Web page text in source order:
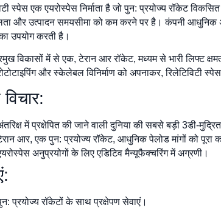
स्पेस एक एयरोस्पेस निर्माता है जो पुन: प्रयोज्य रॉकेट
और उत्पादन समयसीमा को कम करने पर है। कंपनी आधुनिक
उपयोग करती है।
विकासों में से एक, टेरान आर रॉकेट, मध्यम से भारी लिफ्ट
और स्केलेबल विनिर्माण को अपनाकर, रिलेटिविटी
में प्रक्षेपित की जाने वाली दुनिया की सबसे बड़ी 3डी-
आर, एक पुन: प्रयोज्य रॉकेट, आधुनिक पेलोड मांगों को पूरा
अनुप्रयोगों के लिए एडिटिव मैन्यूफैक्चरिंग में अग्रणी।
प्रयोज्य रॉकेटों के साथ प्रक्षेपण सेवाएं।